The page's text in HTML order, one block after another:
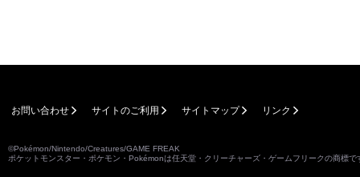
お問い合わせ サイトのご利用 サイトマップ リンク
©Pokémon/Nintendo/Creatures/GAME FREAK
ポケットモンスター・ポケモン・Pokémonは任天堂・クリーチャーズ・ゲームフリークの商標で